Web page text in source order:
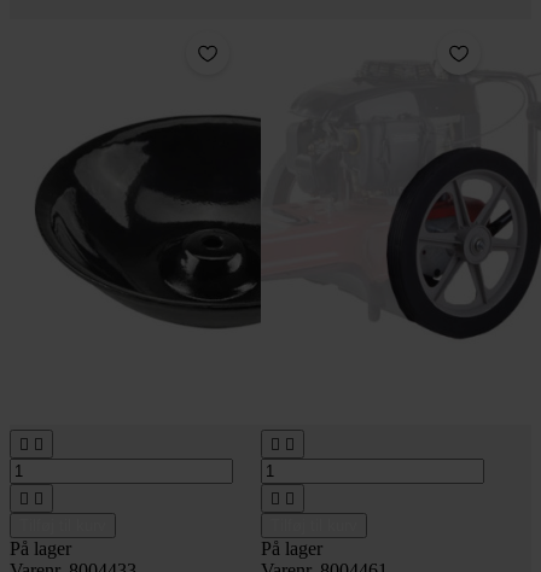
 
 
På lager
 
 
På lager